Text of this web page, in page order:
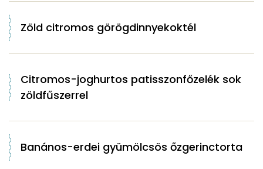
Zöld citromos görögdinnyekoktél
Citromos-joghurtos patisszonfőzelék sok
zöldfűszerrel
Banános-erdei gyümölcsös őzgerinctorta